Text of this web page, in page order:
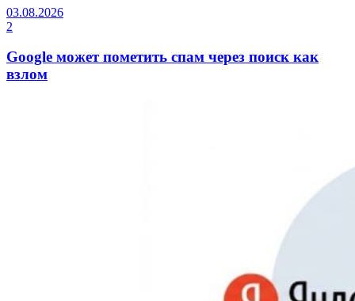
03.08.2026
2
Google может пометить спам через поиск как
взлом